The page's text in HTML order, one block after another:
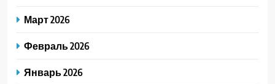
Март 2026
Февраль 2026
Январь 2026